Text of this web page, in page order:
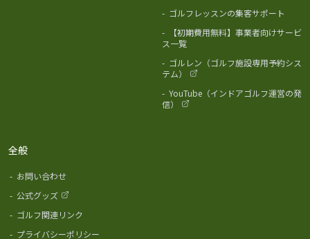
- ゴルフレッスンの集客サポート
-
【初期費用無料】事業者向けサービ
ス一覧
- ゴルレン（ゴルフ施設専用予約シス
テム）
- YouTube（インドアゴルフ運営の発
信）
全般
- お問い合わせ
- 公式グッズ
- ゴルフ関連リンク
- プライバシーポリシー